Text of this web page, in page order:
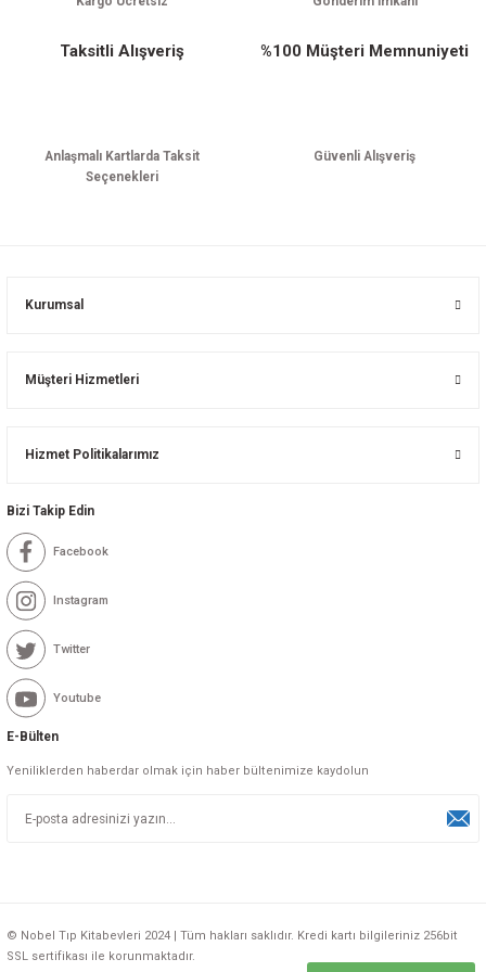
Taksitli Alışveriş
Anlaşmalı Kartlarda Taksit
Seçenekleri
%100 Müşteri Memnuniyeti
Güvenli Alışveriş
Kurumsal
Müşteri Hizmetleri
Hizmet Politikalarımız
Bizi Takip Edin
Facebook
Instagram
Twitter
Youtube
E-Bülten
Yeniliklerden haberdar olmak için haber bültenimize kaydolun
© Nobel Tıp Kitabevleri 2024 | Tüm hakları saklıdır. Kredi kartı bilgileriniz 256bit
SSL sertifikası ile korunmaktadır.